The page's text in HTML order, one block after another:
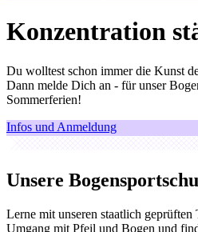
Konzentration
Du wolltest schon immer die Kunst
Dann melde Dich an - für unser
Sommerferien!
Infos und Anmeldung
Unsere
Lerne mit unseren staatlich geprüften
Umgang mit Pfeil und Bogen und